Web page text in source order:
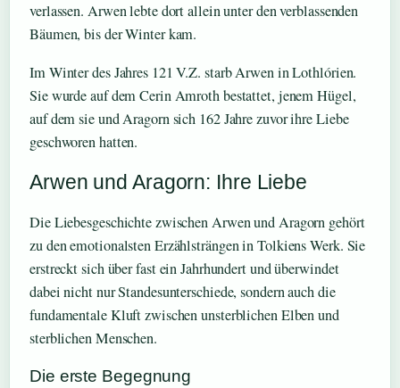
verlassen. Arwen lebte dort allein unter den verblassenden
Bäumen, bis der Winter kam.
Im Winter des Jahres 121 V.Z. starb Arwen in Lothlórien.
Sie wurde auf dem Cerin Amroth bestattet, jenem Hügel,
auf dem sie und Aragorn sich 162 Jahre zuvor ihre Liebe
geschworen hatten.
Arwen und Aragorn: Ihre Liebe
Die Liebesgeschichte zwischen Arwen und Aragorn gehört
zu den emotionalsten Erzählsträngen in Tolkiens Werk. Sie
erstreckt sich über fast ein Jahrhundert und überwindet
dabei nicht nur Standesunterschiede, sondern auch die
fundamentale Kluft zwischen unsterblichen Elben und
sterblichen Menschen.
Die erste Begegnung